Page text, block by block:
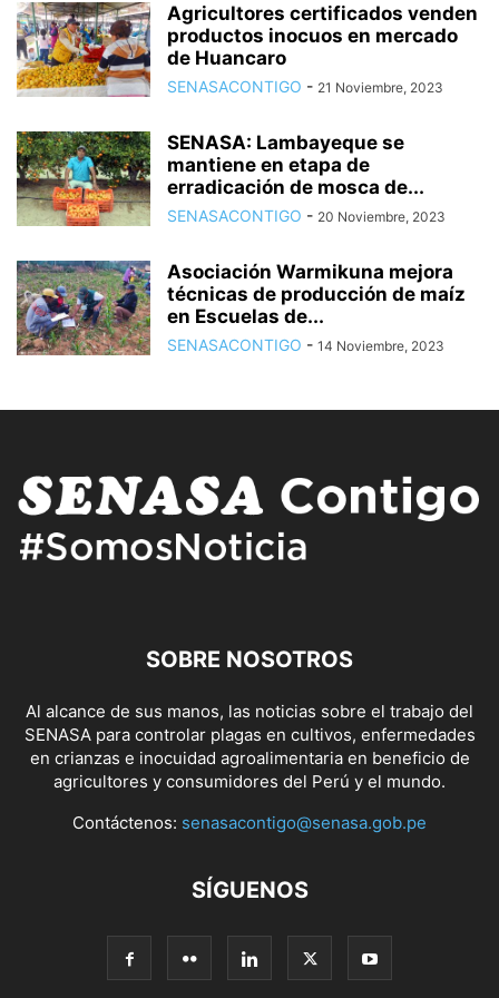
Agricultores certificados venden
productos inocuos en mercado
de Huancaro
SENASACONTIGO - 21 Noviembre, 2023
SENASA: Lambayeque se
mantiene en etapa de
erradicación de mosca de...
SENASACONTIGO - 20 Noviembre, 2023
Asociación Warmikuna mejora
técnicas de producción de maíz
en Escuelas de...
SENASACONTIGO - 14 Noviembre, 2023
SOBRE NOSOTROS
Al alcance de sus manos, las noticias sobre el trabajo del
SENASA para controlar plagas en cultivos, enfermedades
en crianzas e inocuidad agroalimentaria en beneficio de
agricultores y consumidores del Perú y el mundo.
Contáctenos: senasacontigo@senasa.gob.pe
SÍGUENOS